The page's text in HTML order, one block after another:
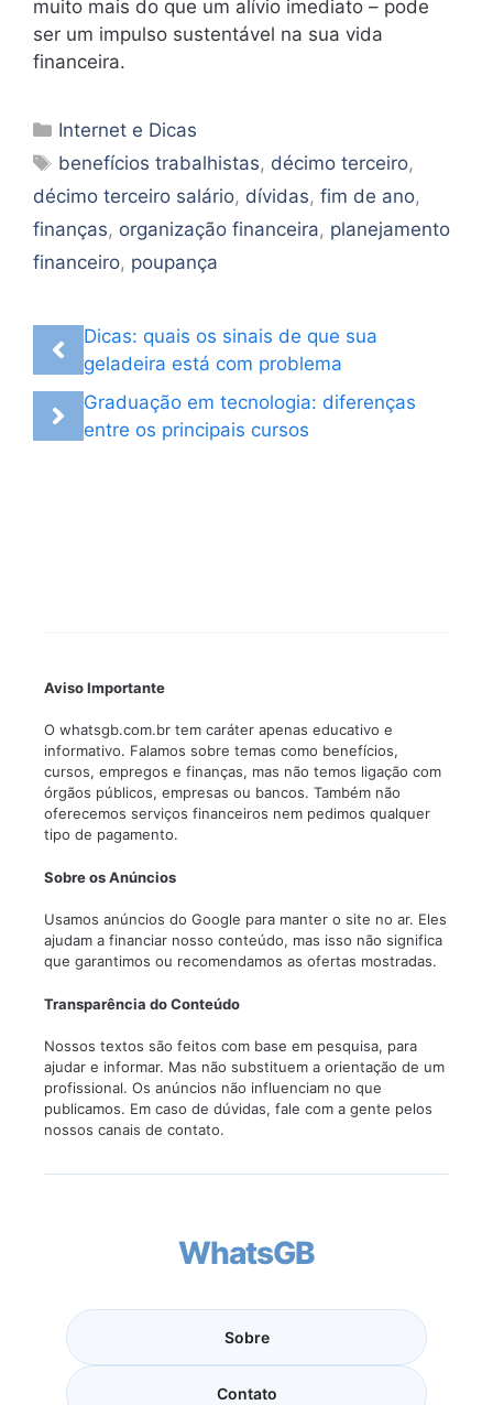
muito mais do que um alívio imediato – pode
ser um impulso sustentável na sua vida
financeira.
Categorias
Internet e Dicas
Tags
benefícios trabalhistas, décimo terceiro,
décimo terceiro salário, dívidas, fim de ano,
finanças, organização financeira, planejamento
financeiro, poupança
Dicas: quais os sinais de que sua
geladeira está com problema
Graduação em tecnologia: diferenças
entre os principais cursos
Aviso Importante
O whatsgb.com.br tem caráter apenas educativo e
informativo. Falamos sobre temas como benefícios,
cursos, empregos e finanças, mas não temos ligação com
órgãos públicos, empresas ou bancos. Também não
oferecemos serviços financeiros nem pedimos qualquer
tipo de pagamento.
Sobre os Anúncios
Usamos anúncios do Google para manter o site no ar. Eles
ajudam a financiar nosso conteúdo, mas isso não significa
que garantimos ou recomendamos as ofertas mostradas.
Transparência do Conteúdo
Nossos textos são feitos com base em pesquisa, para
ajudar e informar. Mas não substituem a orientação de um
profissional. Os anúncios não influenciam no que
publicamos. Em caso de dúvidas, fale com a gente pelos
nossos canais de contato.
WhatsGB
Sobre
Contato